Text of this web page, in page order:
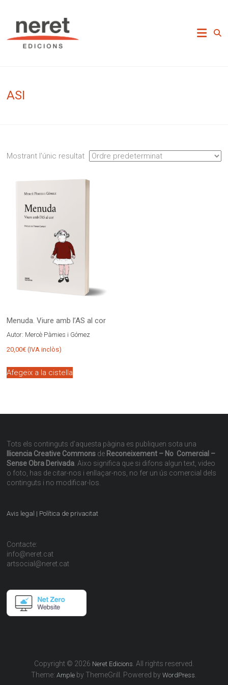
content
Neret Edicions
ASI
Mostrant l'únic resultat
Menuda. Viure amb l’AS al cor
Autor: Mercè Pàmies i Gómez
20,00€ (IVA inclòs)
Afegeix a la cistella
Tots els continguts d’aquesta pàgina es publiquen sota una
llicencia Creative Commons de Reconeixement – No Comercial –
Sense Obra Derivada. Aixo significa que si difons algun text, video
o foto, has de citar-nos i enllaçar-nos, no fer un ús comercial dels
continguts i no modificar-los.
Avis legal | Política de privacitat
Contacte:
info@neret.cat
artsocial@neret.cat
Copyright © 2026 Neret Edicions . All rights reserved.
Theme:Ample by ThemeGrill. Powered byWordPress